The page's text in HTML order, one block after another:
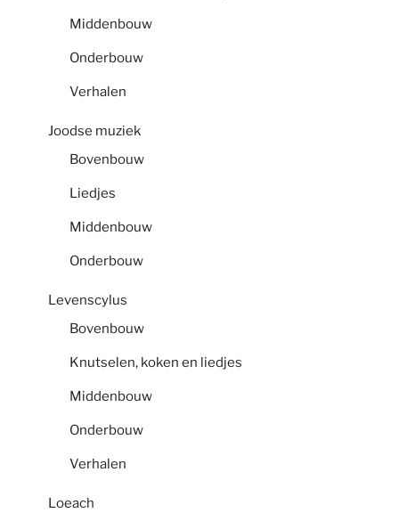
Middenbouw
Onderbouw
Verhalen
Joodse muziek
Bovenbouw
Liedjes
Middenbouw
Onderbouw
Levenscylus
Bovenbouw
Knutselen, koken en liedjes
Middenbouw
Onderbouw
Verhalen
Loeach